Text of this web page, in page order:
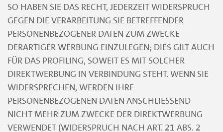
SO HABEN SIE DAS RECHT, JEDERZEIT WIDERSPRUCH
GEGEN DIE VERARBEITUNG SIE BETREFFENDER
PERSONENBEZOGENER DATEN ZUM ZWECKE
DERARTIGER WERBUNG EINZULEGEN; DIES GILT AUCH
FÜR DAS PROFILING, SOWEIT ES MIT SOLCHER
DIREKTWERBUNG IN VERBINDUNG STEHT. WENN SIE
WIDERSPRECHEN, WERDEN IHRE
PERSONENBEZOGENEN DATEN ANSCHLIESSEND
NICHT MEHR ZUM ZWECKE DER DIREKTWERBUNG
VERWENDET (WIDERSPRUCH NACH ART. 21 ABS. 2